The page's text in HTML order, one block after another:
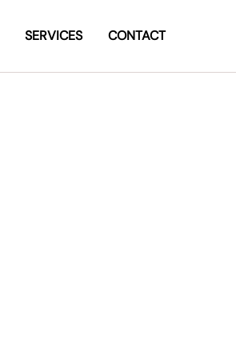
SERVICES CONTACT